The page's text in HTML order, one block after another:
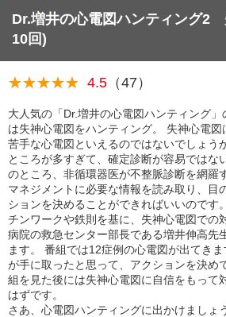
Dr.増井の心電図ハンティング2
10回)
★★★★★
★★★★★ 4.5 （47）
大人気の「Dr.増井の心電図ハンティング
は失神心電図をハンティング。 失神心電図
苦手な心電図といえるのではないでしょう
ところが多すぎて、確定診断が容易ではな
のところ、非循環器医が不整脈診断を網羅
マネジメントに必要な情報を読み取り、目
ションを決めることができればいいのです
チンワークや鉄則を基に、失神心電図での
病院の救急センター部長である増井伸高先
ます。 番組では12症例の心電図が出てき
が手に取ったと思って、アクションを決め
組を見た後には失神心電図に自信をもって
はずです。
さあ、心電図ハンティングに出かけましょ